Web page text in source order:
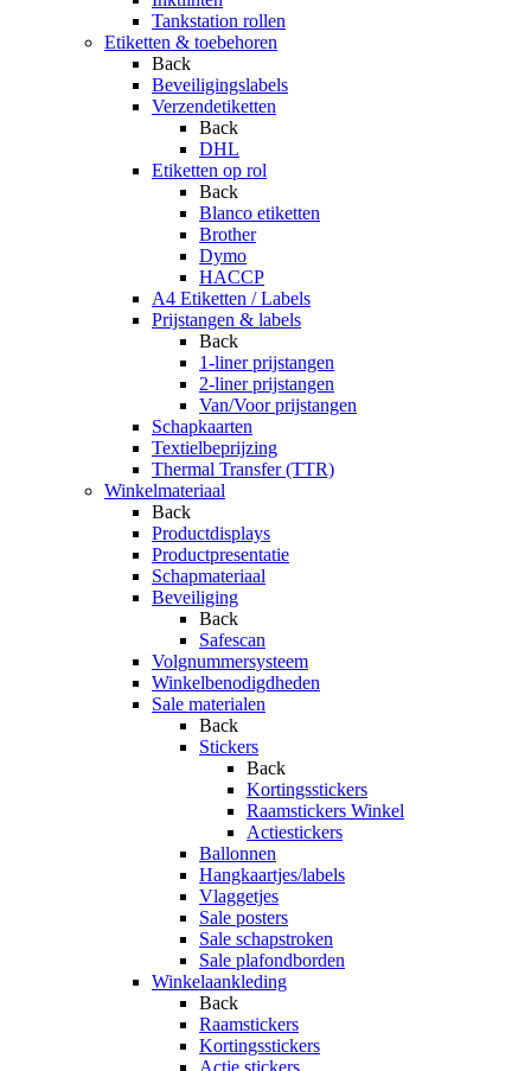
Tankstation rollen
Etiketten & toebehoren
Back
Beveiligingslabels
Verzendetiketten
Back
DHL
Etiketten op rol
Back
Blanco etiketten
Brother
Dymo
HACCP
A4 Etiketten / Labels
Prijstangen & labels
Back
1-liner prijstangen
2-liner prijstangen
Van/Voor prijstangen
Schapkaarten
Textielbeprijzing
Thermal Transfer (TTR)
Winkelmateriaal
Back
Productdisplays
Productpresentatie
Schapmateriaal
Beveiliging
Back
Safescan
Volgnummersysteem
Winkelbenodigdheden
Sale materialen
Back
Stickers
Back
Kortingsstickers
Raamstickers Winkel
Actiestickers
Ballonnen
Hangkaartjes/labels
Vlaggetjes
Sale posters
Sale schapstroken
Sale plafondborden
Winkelaankleding
Back
Raamstickers
Kortingsstickers
Actie stickers